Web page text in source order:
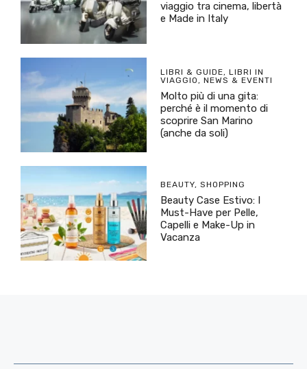
viaggio tra cinema, libertà
e Made in Italy
LIBRI & GUIDE, LIBRI IN
VIAGGIO , NEWS & EVENTI
Molto più di una gita:
perché è il momento di
scoprire San Marino
(anche da soli)
BEAUTY, SHOPPING
Beauty Case Estivo: I
Must-Have per Pelle,
Capelli e Make-Up in
Vacanza